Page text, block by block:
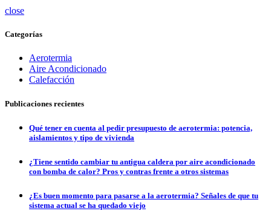
close
Categorías
Aerotermia
Aire Acondicionado
Calefacción
Publicaciones recientes
Qué tener en cuenta al pedir presupuesto de aerotermia: potencia,
aislamientos y tipo de vivienda
¿Tiene sentido cambiar tu antigua caldera por aire acondicionado
con bomba de calor? Pros y contras frente a otros sistemas
¿Es buen momento para pasarse a la aerotermia? Señales de que tu
sistema actual se ha quedado viejo